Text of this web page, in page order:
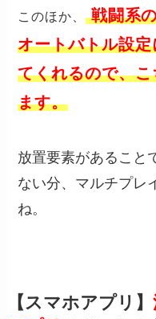
このほか、 戦闘系
オートバトル設
てくれるので、
ます。
放置要素があること
ない分、マルチプレ
ね。
【スマホアプリ】